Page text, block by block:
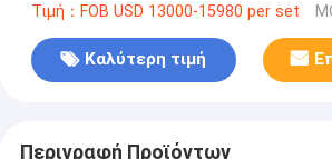
Τιμή：FOB USD 13000-15980 per set
Καλύτερη τιμή
Περιγραφή Προϊόντων